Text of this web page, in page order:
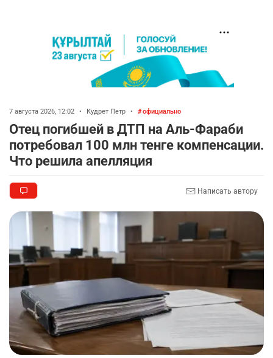
7 августа 2026, 12:02 • Кудрет Петр • официально
Отец погибшей в ДТП на Аль-Фараби
потребовал 100 млн тенге компенсации.
Что решила апелляция
Написать автору